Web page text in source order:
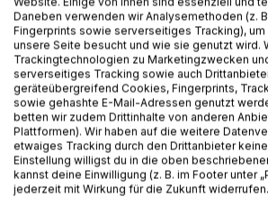
ebenfalls schon halb im Himmel!
Fröhlichkeit ist Freude, die sich
Lachen oder strahlendes Gesicht, Musik
sowie vielen anderen Dingen.
Aber heute sind Millionen Kinder lange
Himmel, sondern ganz in der Hölle!
Hunger nach Liebe und Brot, sie
vergewaltigt, sogar in den Krieg
Unser Buch möchte die Freude an und
machen, wecken mit fröhlichen Versen
Daneben verwenden wir Analysemethoden (z.
Fingerprints sowie serverseitiges Tracking),
unsere Seite besucht und wie sie genutzt wird.
Trackingtechnologien zu Marketingzwecken
serverseitiges Tracking sowie auch
geräteübergreifend Cookies, Fingerprints,
sowie gehashte E-Mail-Adressen genutzt
betten wir zudem Drittinhalte von anderen
Plattformen). Wir haben auf die weitere
etwaiges Tracking durch den Drittanbieter
Einstellung willigst du in die oben
kannst deine Einwilligung (z. B. im Footer unter
jederzeit mit Wirkung für die Zukunft